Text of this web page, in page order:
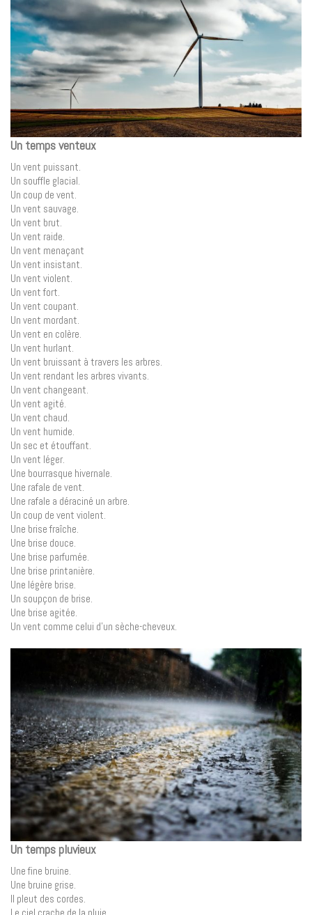
Un temps venteux
Un vent puissant.
Un souffle glacial.
Un coup de vent.
Un vent sauvage.
Un vent brut.
Un vent raide.
Un vent menaçant
Un vent insistant.
Un vent violent.
Un vent fort.
Un vent coupant.
Un vent mordant.
Un vent en colère.
Un vent hurlant.
Un vent bruissant à travers les arbres.
Un vent rendant les arbres vivants.
Un vent changeant.
Un vent agité.
Un vent chaud.
Un vent humide.
Un sec et étouffant.
Un vent léger.
Une bourrasque hivernale.
Une rafale de vent.
Une rafale a déraciné un arbre.
Un coup de vent violent.
Une brise fraîche.
Une brise douce.
Une brise parfumée.
Une brise printanière.
Une légère brise.
Un soupçon de brise.
Une brise agitée.
Un vent comme celui d’un sèche-cheveux.
Un temps pluvieux
Une fine bruine.
Une bruine grise.
Il pleut des cordes.